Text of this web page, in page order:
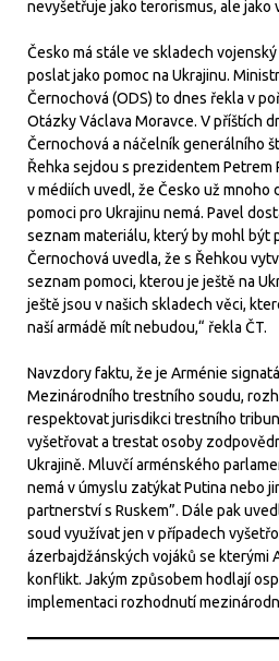
nevyšetřuje jako terorismus, ale jako
Česko má stále ve skladech
poslat jako pomoc na Ukrajinu.
Černochová (ODS) to dnes řekla v
Otázky Václava Moravce. V příštích
Černochová a náčelník generálního
Řehka sejdou s prezidentem Petrem
v médiích uvedl, že Česko už mnoho
pomoci pro Ukrajinu nemá. Pavel
seznam materiálu, který by mohl být
Černochová uvedla, že s Řehkou
seznam pomoci, kterou je ještě na
ještě jsou v našich skladech věci,
naší armádě mít nebudou,“ řekla ČT.
Navzdory faktu, že je Arménie
Mezinárodního trestního soudu,
respektovat jurisdikci trestního
vyšetřovat a trestat osoby
Ukrajině. Mluvčí arménského
nemá v úmyslu zatýkat Putina nebo
partnerství s Ruskem”. Dále pak
soud využívat jen v případech
ázerbajdžánských vojáků se kterými
konflikt. Jakým způsobem hodlají
implementaci rozhodnutí